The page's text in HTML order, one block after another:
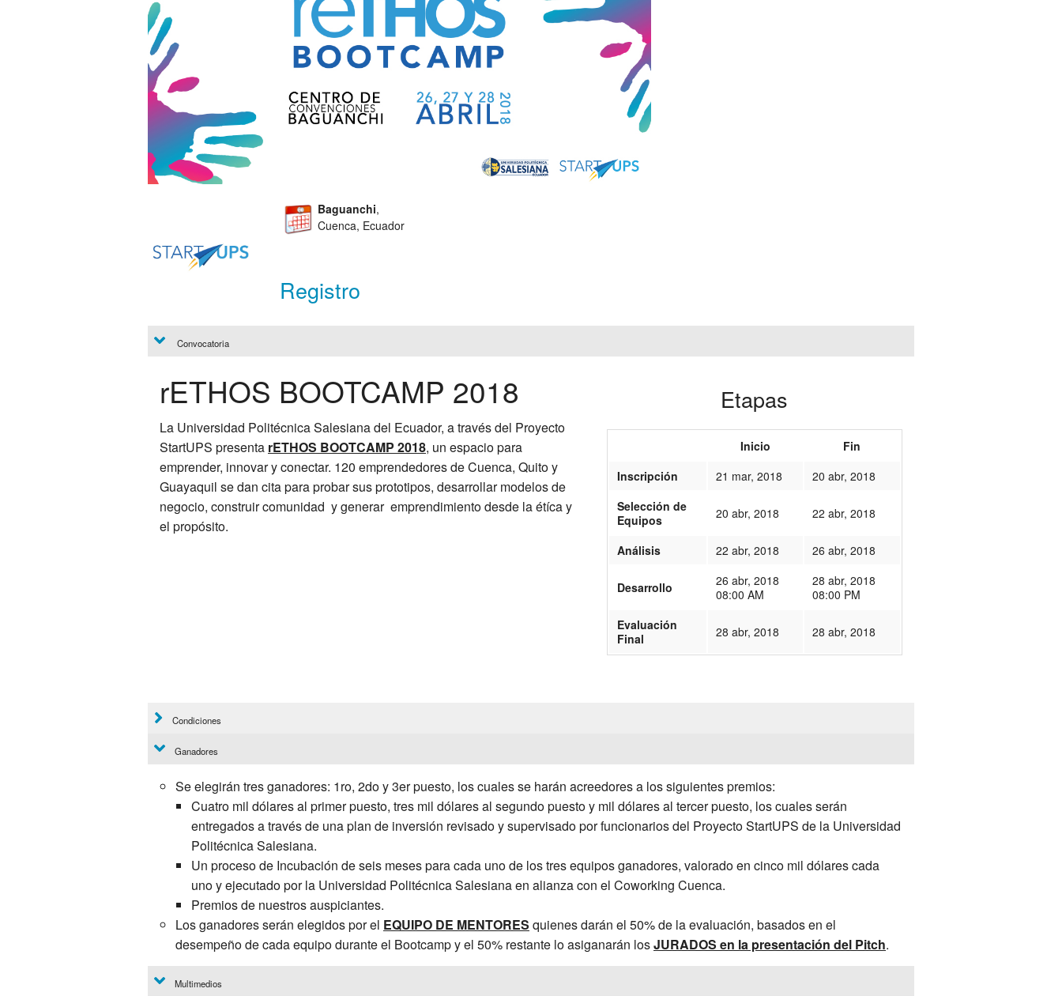
Baguanchi,
Cuenca, Ecuador
Registro
Convocatoria
rETHOS BOOTCAMP 2018
La Universidad Politécnica Salesiana del Ecuador, a través del Proyecto
StartUPS presenta rETHOS BOOTCAMP 2018, un espacio para
emprender, innovar y conectar. 120 emprendedores de Cuenca, Quito y
Guayaquil se dan cita para probar sus prototipos, desarrollar modelos de
negocio, construir comunidad y generar emprendimiento desde la étíca y
el propósito.
Etapas
Inicio
Fin
Inscripción
21 mar, 2018
20 abr, 2018
Selección de
Equipos
20 abr, 2018 22 abr, 2018
Análisis 22 abr, 2018 26 abr, 2018
Desarrollo
26 abr, 2018
08:00 AM
28 abr, 2018
08:00 PM
Evaluación
Final
28 abr, 2018 28 abr, 2018
Condiciones
Ganadores
Se elegirán tres ganadores: 1ro, 2do y 3er puesto, los cuales se harán acreedores a los siguientes premios:
Cuatro mil dólares al primer puesto, tres mil dólares al segundo puesto y mil dólares al tercer puesto, los cuales serán
entregados a través de una plan de inversión revisado y supervisado por funcionarios del Proyecto StartUPS de la Universidad
Politécnica Salesiana.
Un proceso de Incubación de seis meses para cada uno de los tres equipos ganadores, valorado en cinco mil dólares cada
uno y ejecutado por la Universidad Politécnica Salesiana en alianza con el Coworking Cuenca.
Premios de nuestros auspiciantes.
Los ganadores serán elegidos por el EQUIPO DE MENTORES quienes darán el 50% de la evaluación, basados en el
desempeño de cada equipo durante el Bootcamp y el 50% restante lo asiganarán losJURADOS en la presentación del Pitch.
Multimedios